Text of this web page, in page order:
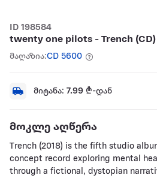
ID 198584
twenty one pilots - Trench (CD)
მაღაზია:CD 5600
მიტანა: 7.99 ₾-დან
მოკლე აღწერა
Trench (2018) is the fifth studio
concept record exploring mental
through a fictional, dystopian